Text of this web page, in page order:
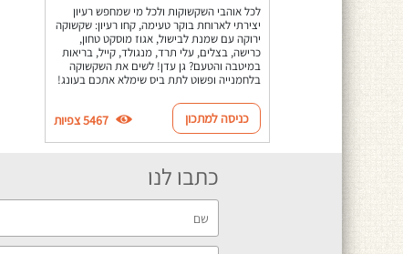
לכל אוהבי השקשוקות ולכל מי שמחפש רעיון
יצירתי לארוחת בוקר טעימה, קחו רעיון: שקשוקה
ירוקה עם שמנת לבישול, אגוז מוסקט טחון,
כרישה, בצלים, עלי תרד, מנגולד, קייל, בריאות
במיטבה והטעם? גן עדן! לשים את השקשוקה
בלחמנייה ופשוט לתת ביס שימלא אתכם בעונג!
כניסה למתכון 5467 צפיות
כתבו לנו